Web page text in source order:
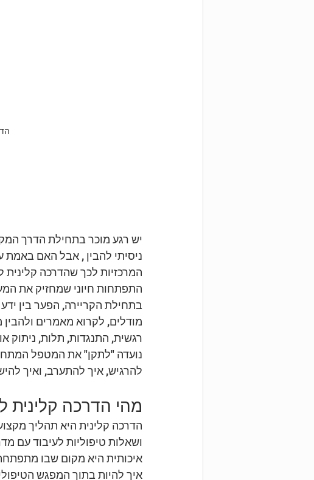
יש רגע מוכר בתחילת הדרך
ניסיתי להבין , אבל האם
המרכזיות לכך שהדרכה
התפתחות חיוני שמחזיק את
בתחילת הקריירה, הפער בין
מודלים, לקרוא מאמרים
רגשית, התנגדות, תלות, ניתוק
נועדה "לתקן" את המטפל
להרגיש, איך להתערב, ואיך
מהי הדרכה
הדרכה קלינית היא תהליך
ושאלות טיפוליות לעיבוד עם
איכותית היא מקום שבו
איך להיות בתוך המפגש